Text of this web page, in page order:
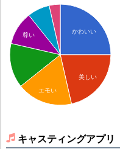
かわいい
美しい
尊い
エモい
キャスティングアプリ